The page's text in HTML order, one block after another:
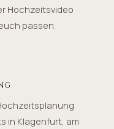
Hochzeitsvideo
passen.
in Klagenfurt, am